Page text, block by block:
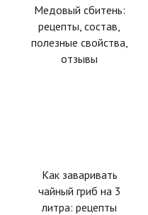
Медовый сбитень:
рецепты, состав,
полезные свойства,
отзывы
Как заваривать
чайный гриб на 3
литра: рецепты